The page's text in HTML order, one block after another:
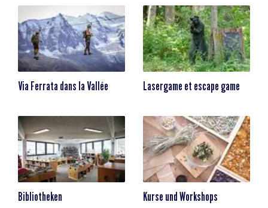
Via Ferrata dans la Vallée Lasergame et escape game
Bibliotheken Kurse und Workshops